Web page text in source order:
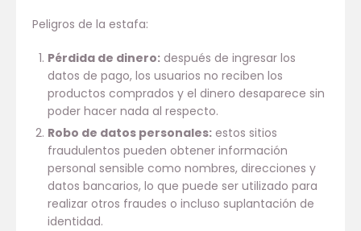
Peligros de la estafa:
Pérdida de dinero:después de ingresar los
datos de pago, los usuarios no reciben los
productos comprados y el dinero desaparece sin
poder hacer nada al respecto.
Robo de datos personales:estos sitios
fraudulentos pueden obtener información
personal sensible como nombres, direcciones y
datos bancarios, lo que puede ser utilizado para
realizar otros fraudes o incluso suplantación de
identidad.